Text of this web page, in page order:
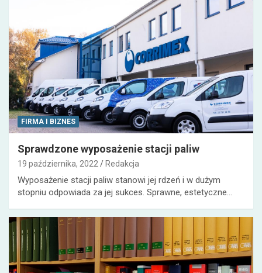
FIRMA I BIZNES
Sprawdzone wyposażenie stacji paliw
19 października, 2022 Redakcja
Wyposażenie stacji paliw stanowi jej rdzeń i w dużym
stopniu odpowiada za jej sukces. Sprawne, estetyczne…